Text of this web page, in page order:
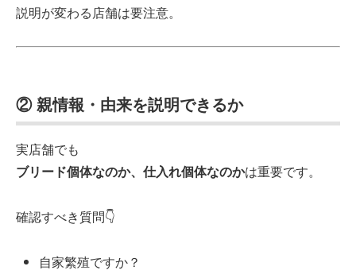
説明が変わる店舗は要注意。
② 親情報・由来を説明できるか
実店舗でも
ブリード個体なのか、仕入れ個体なのかは重要です。
確認すべき質問👇
自家繁殖ですか？